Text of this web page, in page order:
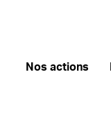
Nos actions